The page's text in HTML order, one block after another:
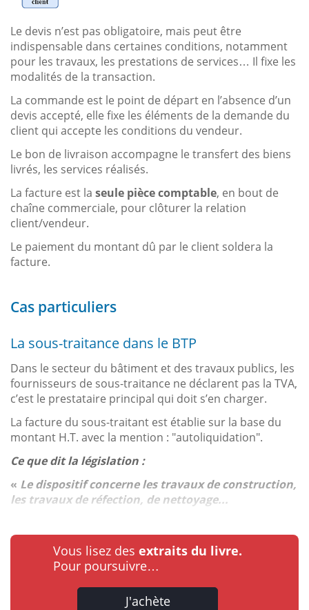
Le devis n’est pas obligatoire, mais peut être
indispensable dans certaines conditions, notamment
pour les travaux, les prestations de services… Il fixe les
modalités de la transaction.
La commande est le point de départ en l’absence d’un
devis accepté, elle fixe les éléments de la demande du
client qui accepte les conditions du vendeur.
Le bon de livraison accompagne le transfert des biens
livrés, les services réalisés.
La facture est la seule pièce comptable, en bout de
chaîne commerciale, pour clôturer la relation
client/vendeur.
Le paiement du montant dû par le client soldera la
facture.
Cas particuliers
La sous-traitance dans le BTP
Dans le secteur du bâtiment et des travaux publics, les
fournisseurs de sous-traitance ne déclarent pas la TVA,
c’est le prestataire principal qui doit s’en charger.
La facture du sous-traitant est établie sur la base du
montant H.T. avec la mention : "autoliquidation".
Ce que dit la législation :
« Le dispositif concerne les travaux de construction,
les travaux de réfection, de nettoyage...
Vous lisez des extraits du livre.
Pour poursuivre…
J'achète